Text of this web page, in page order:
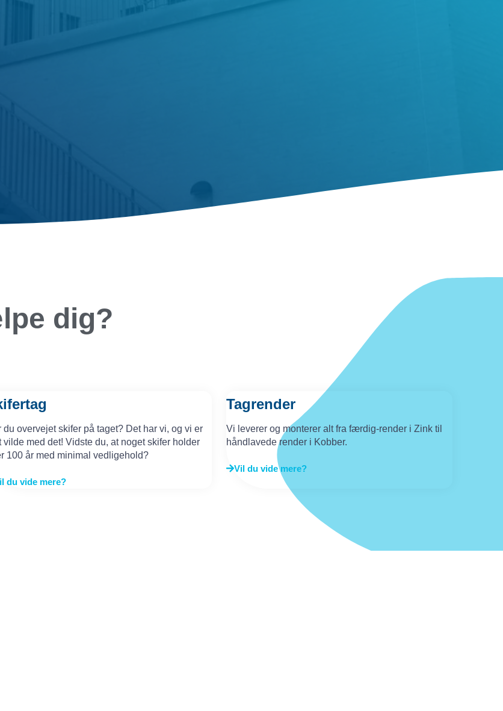
dig?
du overvejet skifer på taget? Det har vi, og vi er
vilde med det! Vidste du, at noget skifer holder
100 år med minimal vedligehold?
du vide mere?
Tagrender
Vi leverer og monterer alt fra færdig-render i Zink til
håndlavede render i Kobber.
Vil du vide mere?